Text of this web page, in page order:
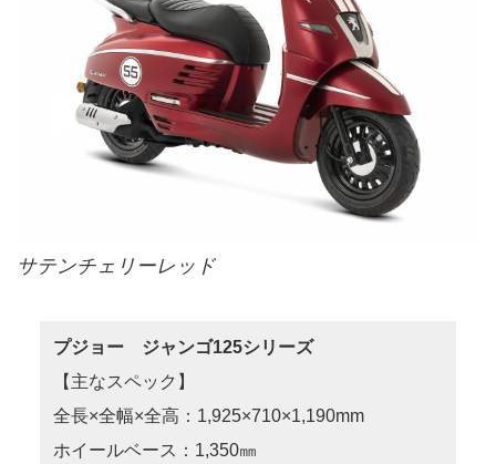
サテンチェリーレッド
プジョー ジャンゴ125シリーズ
【主なスペック】
全長×全幅×全高：1,925×710×1,190mm
ホイールベース：1,350㎜